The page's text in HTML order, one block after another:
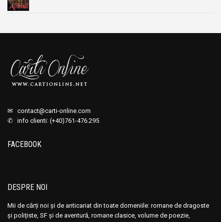
✉ contact@carti-online.com
✆ info clienti: (+40)761-476.295
FACEBOOK
DESPRE NOI
Mii de cărți noi și de anticariat din toate domeniile: romane de dragoste
și polițiste, SF și de aventură, romane clasice, volume de poezie,